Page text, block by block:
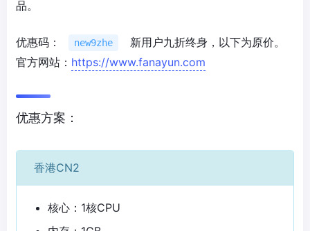
品。
优惠码： new9zhe
新用户九折终身，以下为原价。
官方网站： https://www.fanayun.com
优惠方案：
香港CN2
核心：1核CPU